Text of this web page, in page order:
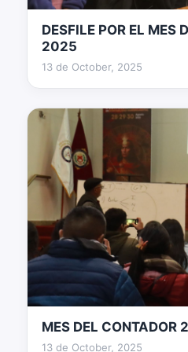
160 fotos
DESFILE POR EL MES
2025
13 de October, 2025
9 fotos
MES DEL CONTADOR
13 de October, 2025